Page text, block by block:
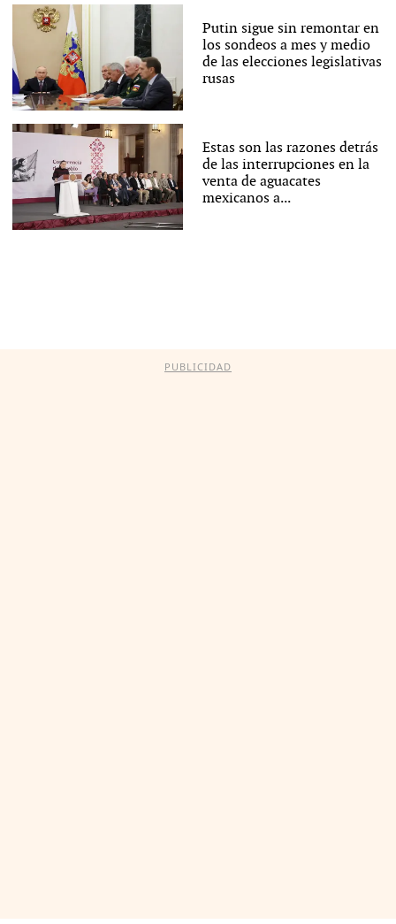
Putin sigue sin remontar en
los sondeos a mes y medio
de las elecciones legislativas
rusas
Estas son las razones detrás
de las interrupciones en la
venta de aguacates
mexicanos a...
PUBLICIDAD